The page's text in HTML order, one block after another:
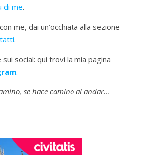
di me.
me, dai un’occhiata alla sezione
.
sui social: qui trovi la mia pagina
.
se hace camino al andar…